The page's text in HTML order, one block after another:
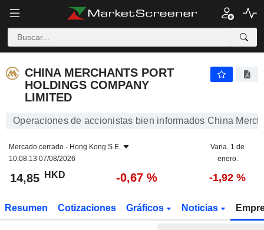
CHINA MERCHANTS PORT HOLDINGS COMPANY
CHINA MERCHANTS PORT
HOLDINGS COMPANY
LIMITED
Operaciones de accionistas bien informados China
Mercado cerrado - Hong Kong S.E.
10:08:13 07/08/2026
Varia. 1 de
enero.
14,85 HKD -0,67 % -1,92 %
Resumen Cotizaciones Gráficos Noticias